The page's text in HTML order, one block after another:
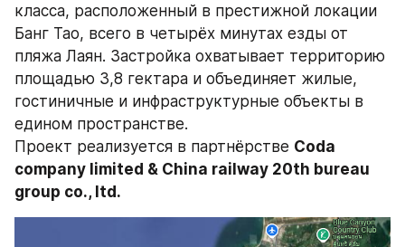
класса, расположенный в престижной локации
Банг Тао, всего в четырёх минутах езды от
пляжа Лаян. Застройка охватывает территорию
площадью 3,8 гектара и объединяет жилые,
гостиничные и инфраструктурные объекты в
едином пространстве.
Проект реализуется в партнёрстве Coda
company limited & China railway 20th bureau
group co., ltd.